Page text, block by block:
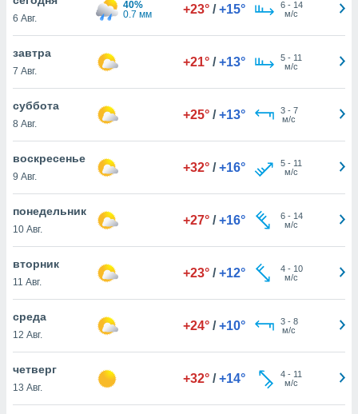
действия
на веб-
основе.
нашей
cookie
в
ВЫ
6 Авг.
40%
0.7 мм
+23° / +15° 6- 14
м/с
завтра
7 Авг.
+21° / +13° 5- 11
м/с
суббота
8 Авг.
+25° / +13° 3- 7
м/с
воскресенье
9 Авг.
+32° / +16° 5- 11
м/с
понедельник
10 Авг.
+27° / +16° 6- 14
м/с
вторник
11 Авг.
+23° / +12° 4- 10
м/с
среда
12 Авг.
+24° / +10° 3- 8
м/с
четверг
13 Авг.
+32° / +14° 4- 11
м/с